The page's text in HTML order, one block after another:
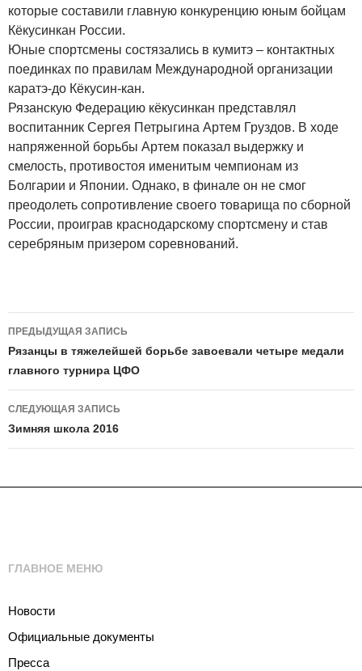
которые составили главную конкуренцию юным бойцам
Кёкусинкан России.
Юные спортсмены состязались в кумитэ – контактных
поединках по правилам Международной организации
каратэ-до Кёкусин-кан.
Рязанскую Федерацию кёкусинкан представлял
воспитанник Сергея Петрыгина Артем Груздов. В ходе
напряженной борьбы Артем показал выдержку и
смелость, противостоя именитым чемпионам из
Болгарии и Японии. Однако, в финале он не смог
преодолеть сопротивление своего товарища по сборной
России, проиграв краснодарскому спортсмену и став
серебряным призером соревнований.
Навигация
по
записям
ПРЕДЫДУЩАЯ ЗАПИСЬ
Рязанцы в тяжелейшей борьбе завоевали четыре медали
главного турнира ЦФО
СЛЕДУЮЩАЯ ЗАПИСЬ
Зимняя школа 2016
ГЛАВНОЕ МЕНЮ
Новости
Официальные документы
Пресса